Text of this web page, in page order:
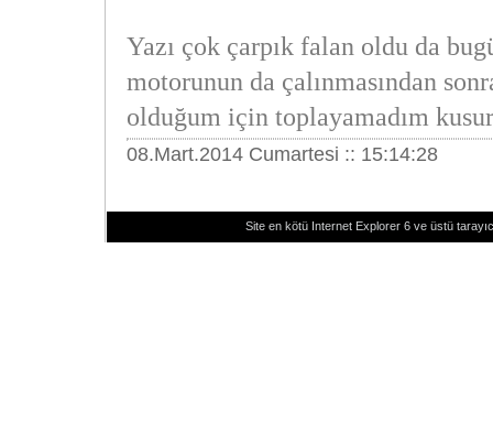
Yazı çok çarpık falan oldu da
motorunun da çalınmasından
olduğum için toplayamadım
08.Mart.2014 Cumartesi :: 15:14:28
Site en kötü Internet Explorer 6 ve üstü